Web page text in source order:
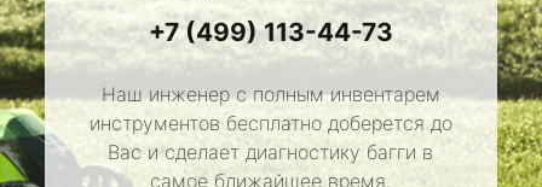
+7 (499) 113-44-73
Наш инженер с полным инвентарем
инструментов бесплатно доберется до
Вас и сделает диагностику багги в
самое ближайшее время.